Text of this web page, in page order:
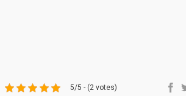
5/5 - (2 votes)